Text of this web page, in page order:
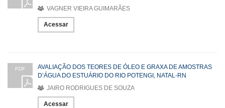
VAGNER VIEIRA GUIMARÃES
Acessar
PDF
AVALIAÇÃO DOS TEORES DE ÓLEO E GRAXA DE AMOSTRAS
D’ÁGUA DO ESTUÁRIO DO RIO POTENGI, NATAL-RN
JAIRO RODRIGUES DE SOUZA
Acessar